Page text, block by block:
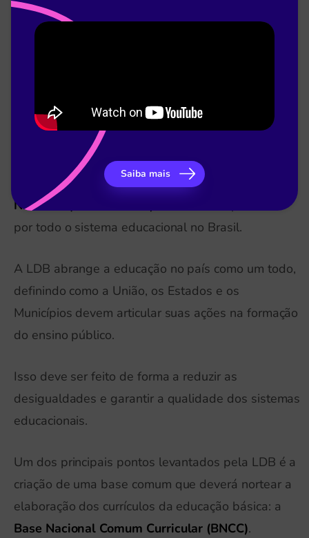
trabalho.”
de educação.
O principal instrumento garantidor da educação no
país é aLei de Diretrizes e Bases da Educação
Nacional (LDB 9394/96)
por todo o sistema educacional no Brasil.
A LDB abrange a educação no país como um todo,
definindo como a União, os Estados e os
Municípios devem articular suas ações na formação
do ensino público.
Isso deve ser feito de forma a reduzir as
desigualdades e garantir a qualidade dos sistemas
educacionais.
Um dos principais pontos levantados pela LDB é a
criação de uma base comum que deverá nortear a
elaboração dos currículos da educação básica: a
Base Nacional Comum Curricular (BNCC).
Saiba mais